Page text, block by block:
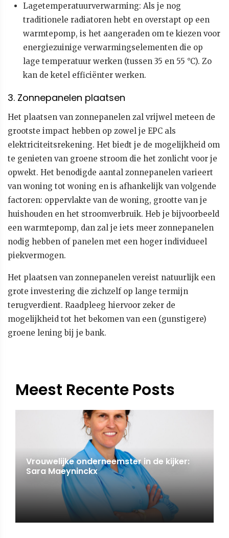
Lagetemperatuurverwarming: Als je nog
traditionele radiatoren hebt en overstapt op een
warmtepomp, is het aangeraden om te kiezen voor
energiezuinige verwarmingselementen die op
lage temperatuur werken (tussen 35 en 55 °C). Zo
kan de ketel efficiënter werken.
3. Zonnepanelen plaatsen
Het plaatsen van zonnepanelen zal vrijwel meteen de
grootste impact hebben op zowel je EPC als
elektriciteitsrekening. Het biedt je de mogelijkheid om
te genieten van groene stroom die het zonlicht voor je
opwekt. Het benodigde aantal zonnepanelen varieert
van woning tot woning en is afhankelijk van volgende
factoren: oppervlakte van de woning, grootte van je
huishouden en het stroomverbruik. Heb je bijvoorbeeld
een warmtepomp, dan zal je iets meer zonnepanelen
nodig hebben of panelen met een hoger individueel
piekvermogen.
Het plaatsen van zonnepanelen vereist natuurlijk een
grote investering die zichzelf op lange termijn
terugverdient. Raadpleeg hiervoor zeker de
mogelijkheid tot het bekomen van een (gunstigere)
groene lening bij je bank.
Meest Recente Posts
Vrouwelijke onderneemster in de kijker:
Sara Maeyninckx